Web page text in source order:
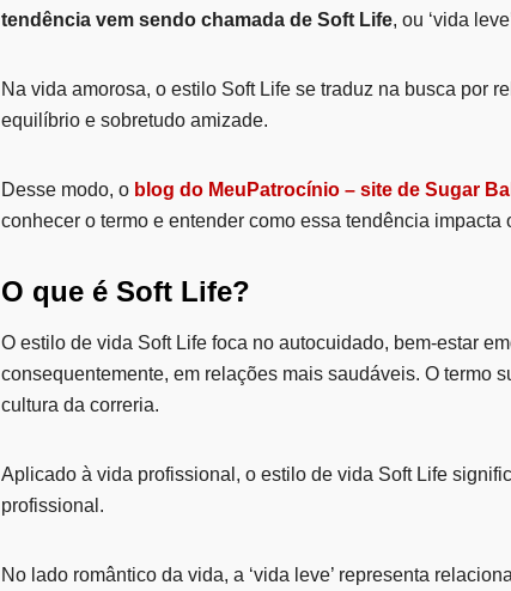
tendência vem sendo chamada de Soft Life, ou ‘vida
Na vida amorosa, o estilo Soft Life se traduz na busca por
equilíbrio e sobretudo amizade.
Desse modo, o blog do MeuPatrocínio – site de Sugar
conhecer o termo e entender como essa tendência impacta
O que é Soft Life?
O estilo de vida Soft Life foca no autocuidado, bem-estar
consequentemente, em relações mais saudáveis. O termo
cultura da correria.
Aplicado à vida profissional, o estilo de vida Soft Life
profissional.
No lado romântico da vida, a ‘vida leve’ representa